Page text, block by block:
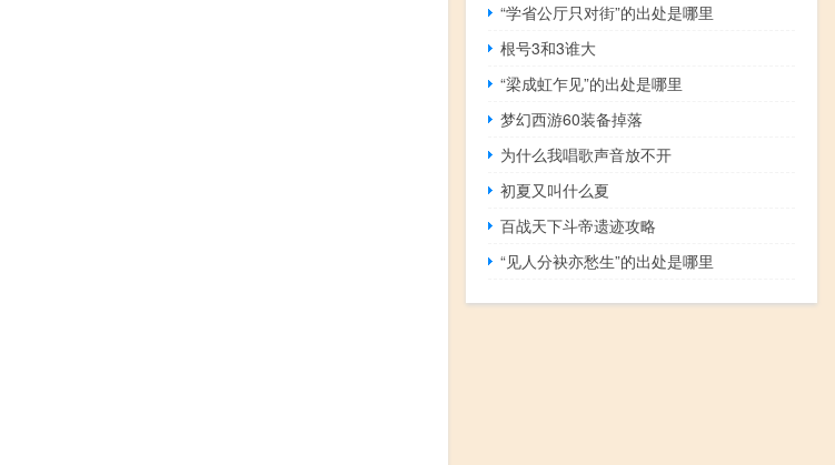
“学省公厅只对街”的出处是哪里
根号3和3谁大
“梁成虹乍见”的出处是哪里
梦幻西游60装备掉落
为什么我唱歌声音放不开
初夏又叫什么夏
百战天下斗帝遗迹攻略
“见人分袂亦愁生”的出处是哪里